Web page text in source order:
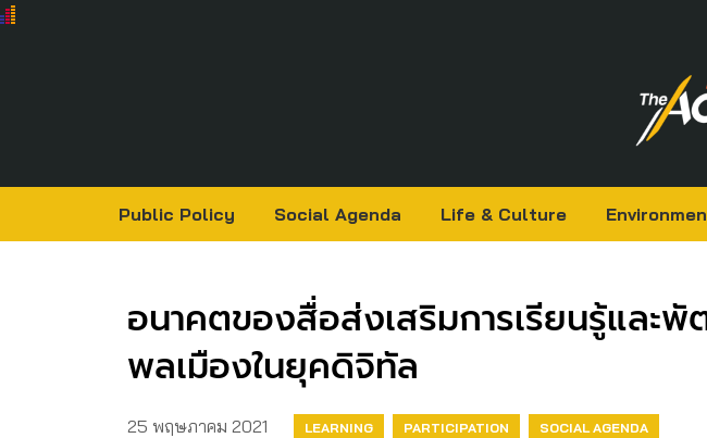
Public Policy Social Agenda Life & Culture
อนาคตของสื่อส่งเสริมการเรียนรู้และ
พลเมืองในยุคดิจิทัล
25 พฤษภาคม 2021 LEARNING PARTICIPATION SOCIAL AGENDA